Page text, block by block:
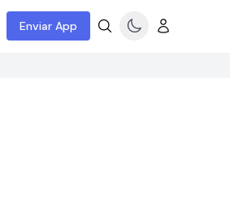
Enviar App